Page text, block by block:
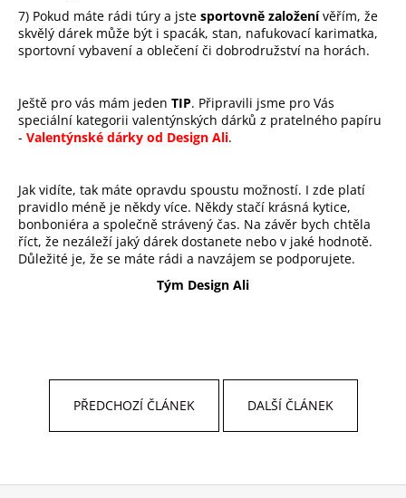
7) Pokud máte rádi túry a jste sportovně založenívěřím, že
skvělý dárek může být i spacák, stan, nafukovací karimatka,
sportovní vybavení a oblečení či dobrodružství na horách.
Ještě pro vás mám jeden TIP. Připravili jsme pro Vás
speciální kategorii valentýnských dárků z pratelného papíru
- Valentýnské dárky od Design Ali.
Jak vidíte, tak máte opravdu spoustu možností. I zde platí
pravidlo méně je někdy více. Někdy stačí krásná kytice,
bonboniéra a společně strávený čas. Na závěr bych chtěla
říct, že nezáleží jaký dárek dostanete nebo v jaké hodnotě.
Důležité je, že se máte rádi a navzájem se podporujete.
Tým Design Ali
PŘEDCHOZÍ ČLÁNEK DALŠÍ ČLÁNEK